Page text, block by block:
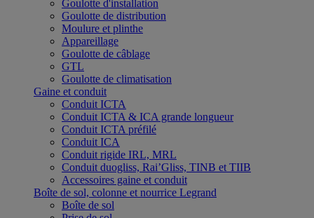
Goulotte d'installation
Goulotte de distribution
Moulure et plinthe
Appareillage
Goulotte de câblage
GTL
Goulotte de climatisation
Gaine et conduit
Conduit ICTA
Conduit ICTA & ICA grande longueur
Conduit ICTA préfilé
Conduit ICA
Conduit rigide IRL, MRL
Conduit duogliss, Rai’Gliss, TINB et TIIB
Accessoires gaine et conduit
Boîte de sol, colonne et nourrice Legrand
Boîte de sol